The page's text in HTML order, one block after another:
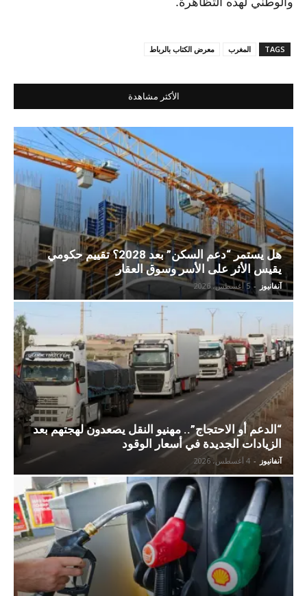
TAGS المغرب معرض الكتاب بالرباط
الأكثر مشاهدة
هل يستمر “دعم السكن” بعد 2028؟ تقييم حكومي
يقيس الأثر على الأسر وسوق العقار
آنفانيوز - 5 أغسطس، 2026
“الدعم أو الاحتجاج”.. مهنيو النقل يصعدون لهجتهم بعد
الزيادات الجديدة في أسعار الوقود
آنفانيوز - 4 أغسطس، 2026